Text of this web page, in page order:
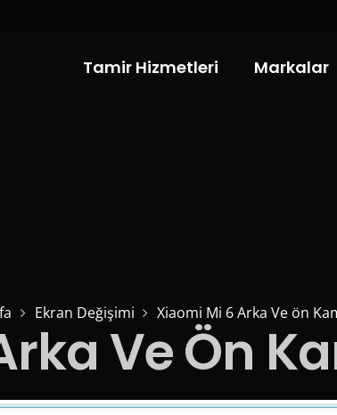
Tamir Hizmetleri Markalar
Ekran Değişimi Xiaomi Mi 6 Arka Ve ön
Ve Ön